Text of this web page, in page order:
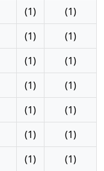
(1)
(1)
(1)
(1)
(1)
(1)
(1)
(1)
(1)
(1)
(1)
(1)
(1) (1)